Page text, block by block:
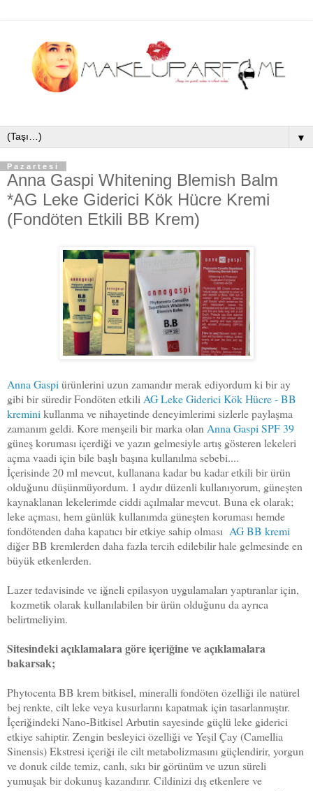
▼
Pazartesi
Anna Gaspi Whitening Blemish Balm
*AG Leke Giderici Kök Hücre Kremi
(Fondöten Etkili BB Krem)
Anna Gaspi ürünlerini uzun zamandır merak ediyordum ki bir ay
gibi bir süredir Fondöten etkili AG Leke Giderici Kök Hücre - BB
kremini kullanma ve nihayetinde deneyimlerimi sizlerle paylaşma
zamanım geldi. Kore menşeili bir marka olan Anna Gaspi SPF 39
güneş koruması içerdiği ve yazın gelmesiyle artış gösteren lekeleri
açma vaadi için bile başlı başına kullanılma sebebi....
İçerisinde 20 ml mevcut, kullanana kadar bu kadar etkili bir ürün
olduğunu düşünmüyordum. 1 aydır düzenli kullanıyorum, güneşten
kaynaklanan lekelerimde ciddi açılmalar mevcut. Buna ek olarak;
leke açması, hem günlük kullanımda güneşten koruması hemde
fondötenden daha kapatıcı bir etkiye sahip olması AG BB kremi
diğer BB kremlerden daha fazla tercih edilebilir hale gelmesinde en
büyük etkenlerden.
Lazer tedavisinde ve iğneli epilasyon uygulamaları yaptıranlar için,
kozmetik olarak kullanılabilen bir ürün olduğunu da ayrıca
belirtmeliyim.
Sitesindeki açıklamalara göre içeriğine ve açıklamalara
bakarsak;
Phytocenta BB krem bitkisel, mineralli fondöten özelliği ile natürel
bej renkte, cilt leke veya kusurlarını kapatmak için tasarlanmıştır.
İçeriğindeki Nano-Bitkisel Arbutin sayesinde güçlü leke giderici
etkiye sahiptir. Zengin besleyici özelliği ve Yeşil Çay (Camellia
Sinensis) Ekstresi içeriği ile cilt metabolizmasını güçlendirir, yorgun
ve donuk cilde temiz, canlı, sıkı bir görünüm ve uzun süreli
yumuşak bir dokunuş kazandırır. Cildinizi dış etkenlere ve